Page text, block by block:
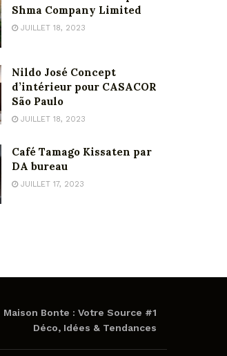
Shma Company Limited
JUILLET 18, 2023
Nildo José Concept
d’intérieur pour CASACOR
São Paulo
JUILLET 18, 2023
Café Tamago Kissaten par
DA bureau
JUILLET 17, 2023
Maison Bonte : Votre Source #1
Déco, Idées & Tendances